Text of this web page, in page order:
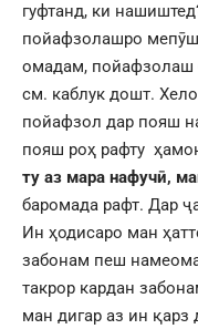
гуфтанд, ки
пойафзолашро
омадам, пойафзолаш
см. каблук дошт.
пойафзол дар пояш
пояш роҳ рафту
ту аз мара нафучӣ,
баромада рафт. Дар
Ин ҳодисаро ман
забонам пеш
такрор кардан
ман дигар аз ин